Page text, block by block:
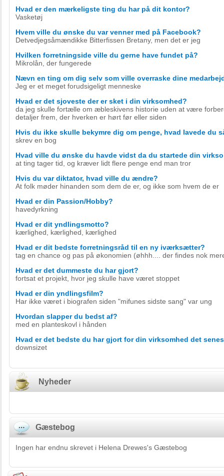
Hvad er den mærkeligste ting du har på dit kontor?
Vasketøj
Hvem ville du ønske du var venner med på Facebook?
Detvedjegsåmændikke Bitterfissen Bretany, men det er jeg
Hvilken forretningside ville du gerne have fundet på?
Mikrolån, der fungerede
Nævn en ting om dig selv som ville overraske dine
Jeg er et meget forudsigeligt menneske
Hvad er det sjoveste der er sket i din virksomhed?
da jeg skulle fortælle om æbleskivens historie uden at være
detaljer frem, der hverken er hørt før eller siden
Hvis du ikke skulle bekymre dig om penge, hvad lavede du
skrev en bog
Hvad ville du ønske du havde vidst da du startede din
at ting tager tid, og kræver lidt flere penge end man tror
Hvis du var diktator, hvad ville du ændre?
At folk møder hinanden som dem de er, og ikke som hvem de er
Hvad er din Passion/Hobby?
havedyrkning
Hvad er dit yndlingsmotto?
kærlighed, kærlighed, kærlighed
Hvad er dit bedste forretningsråd til en ny iværksætter?
tag en chance og pas på økonomien (øhhh.... der findes nok
Hvad er det dummeste du har gjort?
fortsat et projekt, hvor jeg skulle have været stoppet
Hvad er din yndlingsfilm?
Har ikke været i biografen siden "mifunes sidste sang" var ung
Hvordan slapper du bedst af?
med en planteskovl i hånden
Hvad er det bedste du har gjort for din virksomhed det
downsizet
Nyheder
Gæstebog
Ingen har endnu skrevet i Helena Drewes's Gæstebog